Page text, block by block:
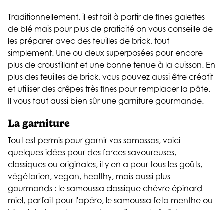
Traditionnellement, il est fait à partir de fines galettes
de blé mais pour plus de praticité on vous conseille de
les préparer avec des feuilles de brick, tout
simplement. Une ou deux superposées pour encore
plus de croustillant et une bonne tenue à la cuisson. En
plus des feuilles de brick, vous pouvez aussi être créatif
et utiliser des crêpes très fines pour remplacer la pâte.
Il vous faut aussi bien sûr une garniture gourmande.
La garniture
Tout est permis pour garnir vos samossas, voici
quelques idées pour des farces savoureuses,
classiques ou originales, il y en a pour tous les goûts,
végétarien, vegan, healthy, mais aussi plus
gourmands : le samoussa classique chèvre épinard
miel, parfait pour l'apéro, le samoussa feta menthe ou